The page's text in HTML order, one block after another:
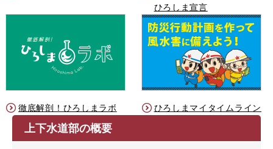
ひろしま宣言
徹底解剖！ひろしまラボ ひろしまマイタイムライン
上下水道部の概要